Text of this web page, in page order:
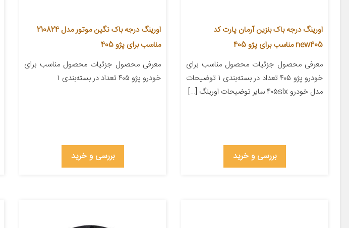
اورینگ درجه باک بنزین آرمان پارت کد
new405 مناسب برای پژو 405
معرفی محصول جزئیات محصول مناسب برای
خودرو پژو ۴۰۵ تعداد در بسته‌بندی ۱ توضیحات
مدل خودرو ۴۰۵slx سایر توضیحات اورینگ […]
بررسی و خرید
اورینگ درجه باک نگین موتور مدل 210824
مناسب برای پژو 405
معرفی محصول جزئیات محصول مناسب برای
خودرو پژو ۴۰۵ تعداد در بسته‌بندی ۱
بررسی و خرید